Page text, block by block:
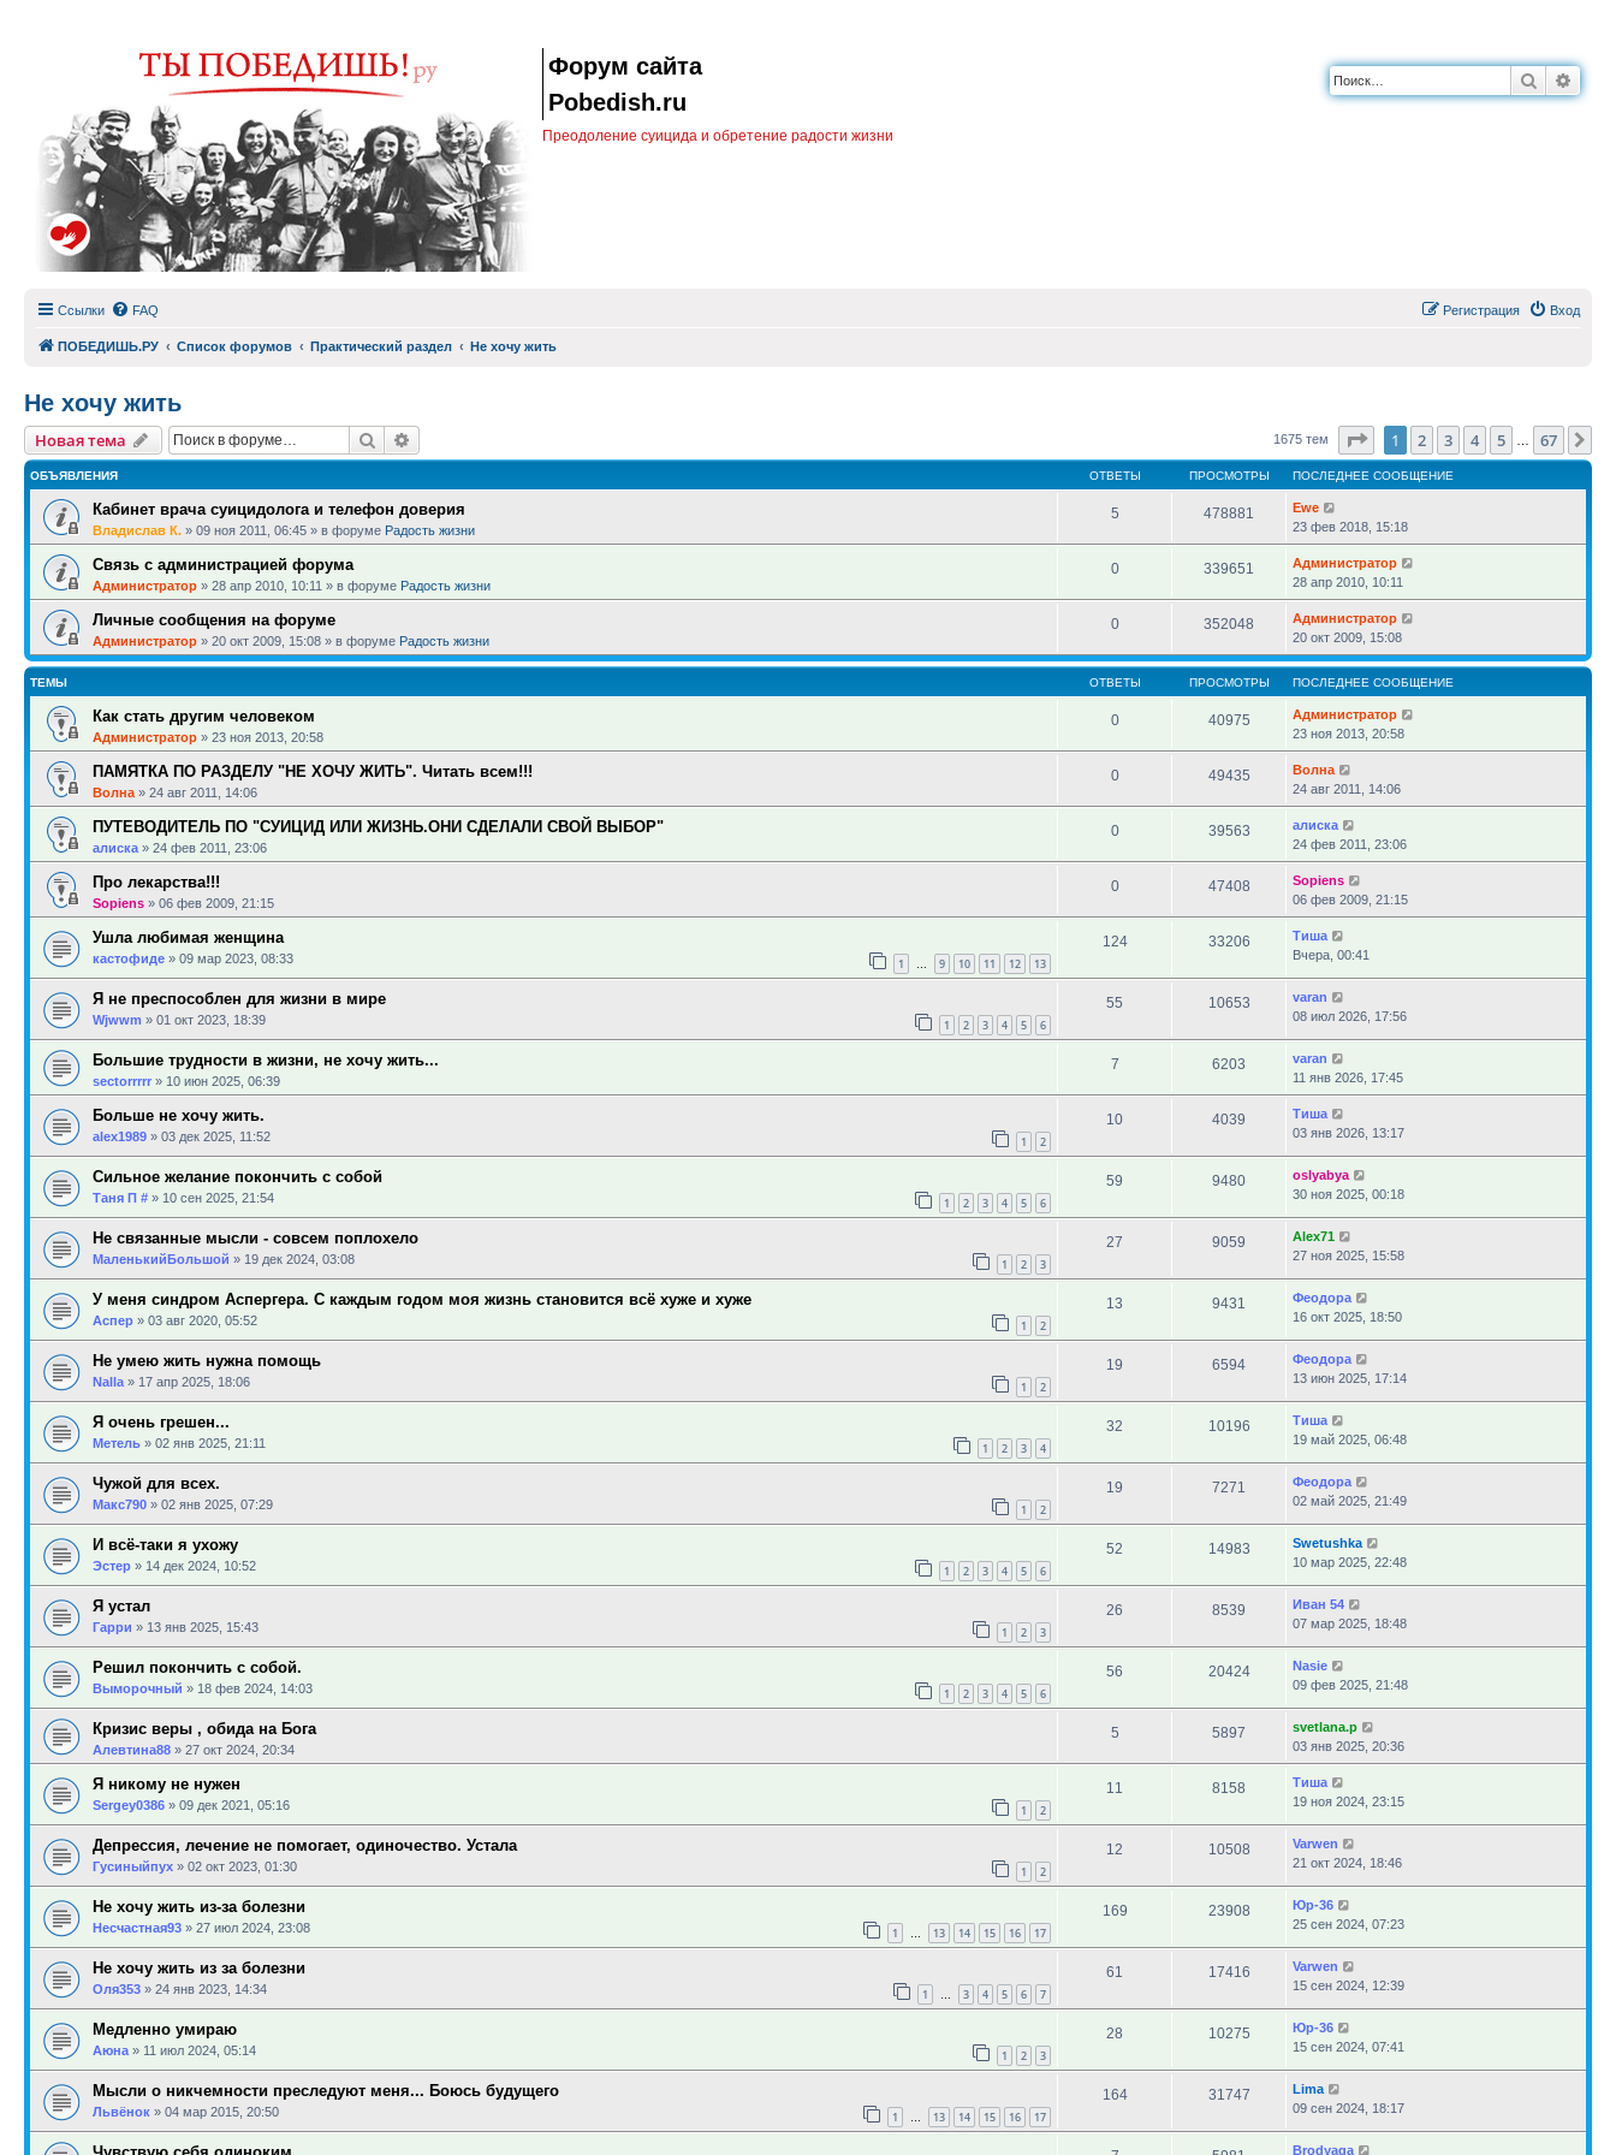
Форум сайта
Pobedish.ru
Преодоление суицида и обретение радости жизни
Поиск
Ссылки FAQ Вход
Регистрация
ПОБЕДИШЬ.РУ Список форумов Практический раздел Не хочу жить
Не хочу жить
Новая тема Поиск 1675 тем Страница1 из 67
1 2 3 4 5 67
ОБЪЯВЛЕНИЯ ОТВЕТЫ ПРОСМОТРЫ ПОСЛЕДНЕЕ СООБЩЕНИЕ
Кабинет врача суицидолога и телефон доверия
Владислав К. » 09 ноя 2011, 06:45 » в форуме Радость жизни
5 478881
Ewe
23 фев 2018, 15:18
Связь с администрацией форума
Администратор » 28 апр 2010, 10:11 » в форуме Радость жизни
0 339651
Администратор
28 апр 2010, 10:11
Личные сообщения на форуме
Администратор » 20 окт 2009, 15:08 » в форуме Радость жизни
0 352048
Администратор
20 окт 2009, 15:08
ТЕМЫ ОТВЕТЫ ПРОСМОТРЫ ПОСЛЕДНЕЕ СООБЩЕНИЕ
Как стать другим человеком
Администратор » 23 ноя 2013, 20:58
0 40975
Администратор
23 ноя 2013, 20:58
ПАМЯТКА ПО РАЗДЕЛУ "НЕ ХОЧУ ЖИТЬ". Читать всем!!!
Волна » 24 авг 2011, 14:06
0 49435
Волна
24 авг 2011, 14:06
ПУТЕВОДИТЕЛЬ ПО "СУИЦИД ИЛИ ЖИЗНЬ.ОНИ СДЕЛАЛИ СВОЙ ВЫБОР"
алиска » 24 фев 2011, 23:06
0 39563
алиска
24 фев 2011, 23:06
Про лекарства!!!
Sopiens » 06 фев 2009, 21:15
0 47408
Sopiens
06 фев 2009, 21:15
Ушла любимая женщина
кастофиде » 09 мар 2023, 08:33 1 … 9 10 11 12 13
124 33206
Тиша
Вчера, 00:41
Я не преспособлен для жизни в мире
Wjwwm » 01 окт 2023, 18:39 1 2 3 4 5 6
55 10653
varan
08 июл 2026, 17:56
Большие трудности в жизни, не хочу жить...
sectorrrrr » 10 июн 2025, 06:39
7 6203
varan
11 янв 2026, 17:45
Больше не хочу жить.
alex1989 » 03 дек 2025, 11:52 1 2
10 4039
Тиша
03 янв 2026, 13:17
Сильное желание покончить с собой
Таня П # » 10 сен 2025, 21:54 1 2 3 4 5 6
59 9480
oslyabya
30 ноя 2025, 00:18
Не связанные мысли - совсем поплохело
МаленькийБольшой » 19 дек 2024, 03:08 1 2 3
27 9059
Alex71
27 ноя 2025, 15:58
У меня синдром Аспергера. С каждым годом моя жизнь становится всё хуже и хуже
Аспер » 03 авг 2020, 05:52 1 2
13 9431
Феодора
16 окт 2025, 18:50
Не умею жить нужна помощь
Nalla » 17 апр 2025, 18:06 1 2
19 6594
Феодора
13 июн 2025, 17:14
Я очень грешен...
Метель » 02 янв 2025, 21:11 1 2 3 4
32 10196
Тиша
19 май 2025, 06:48
Чужой для всех.
Макс790 » 02 янв 2025, 07:29 1 2
19 7271
Феодора
02 май 2025, 21:49
И всё-таки я ухожу
Эстер » 14 дек 2024, 10:52 1 2 3 4 5 6
52 14983
Swetushka
10 мар 2025, 22:48
Я устал
Гарри » 13 янв 2025, 15:43 1 2 3
26 8539
Иван 54
07 мар 2025, 18:48
Решил покончить с собой.
Выморочный » 18 фев 2024, 14:03 1 2 3 4 5 6
56 20424
Nasie
09 фев 2025, 21:48
Кризис веры , обида на Бога
Алевтина88 » 27 окт 2024, 20:34
5 5897
svetlana.p
03 янв 2025, 20:36
Я никому не нужен
Sergey0386 » 09 дек 2021, 05:16 1 2
11 8158
Тиша
19 ноя 2024, 23:15
Депрессия, лечение не помогает, одиночество. Устала
Гусиныйпух » 02 окт 2023, 01:30 1 2
12 10508
Varwen
21 окт 2024, 18:46
Не хочу жить из-за болезни
Несчастная93 » 27 июл 2024, 23:08 1 … 13 14 15 16 17
169 23908
Юр-36
25 сен 2024, 07:23
Не хочу жить из за болезни
Оля353 » 24 янв 2023, 14:34 1 … 3 4 5 6 7
61 17416
Varwen
15 сен 2024, 12:39
Медленно умираю
Аюна » 11 июл 2024, 05:14 1 2 3
28 10275
Юр-36
15 сен 2024, 07:41
Мысли о никчемности преследуют меня... Боюсь будущего
Львёнок » 04 мар 2015, 20:50 1 … 13 14 15 16 17
164 31747
Lima
09 сен 2024, 18:17
Brodyaga